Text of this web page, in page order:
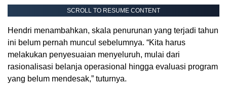
SCROLL TO RESUME CONTENT
Hendri menambahkan, skala penurunan yang terjadi tahun
ini belum pernah muncul sebelumnya. “Kita harus
melakukan penyesuaian menyeluruh, mulai dari
rasionalisasi belanja operasional hingga evaluasi program
yang belum mendesak,” tuturnya.